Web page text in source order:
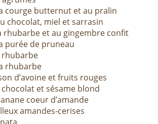
courge butternut et au pralin
chocolat, miel et sarrasin
rhubarbe et au gingembre confit
purée de pruneau
rhubarbe
rhubarbe
d’avoine et fruits rouges
et sésame blond
coeur d’amande
amandes-cerises